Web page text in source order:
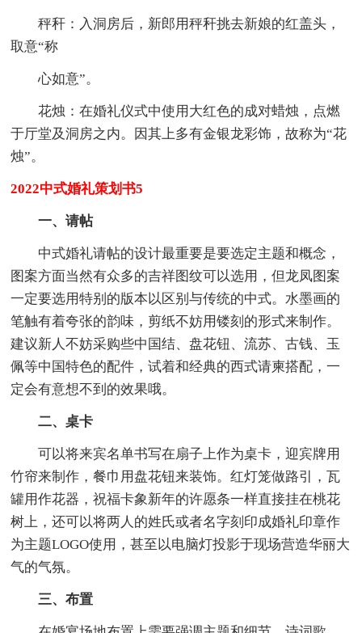
秤秆：入洞房后，新郎用秤秆挑去新娘的红盖头，
取意“称
心如意”。
花烛：在婚礼仪式中使用大红色的成对蜡烛，点燃
于厅堂及洞房之内。因其上多有金银龙彩饰，故称为“花
烛”。
2022中式婚礼策划书5
一、请帖
中式婚礼请帖的设计最重要是要选定主题和概念，
图案方面当然有众多的吉祥图纹可以选用，但龙凤图案
一定要选用特别的版本以区别与传统的中式。水墨画的
笔触有着夸张的韵味，剪纸不妨用镂刻的形式来制作。
建议新人不妨采购些中国结、盘花钮、流苏、古钱、玉
佩等中国特色的配件，试着和经典的西式请柬搭配，一
定会有意想不到的效果哦。
二、桌卡
可以将来宾名单书写在扇子上作为桌卡，迎宾牌用
竹帘来制作，餐巾用盘花钮来装饰。红灯笼做路引，瓦
罐用作花器，祝福卡象新年的许愿条一样直接挂在桃花
树上，还可以将两人的姓氏或者名字刻印成婚礼印章作
为主题LOGO使用，甚至以电脑灯投影于现场营造华丽大
气的气氛。
三、布置